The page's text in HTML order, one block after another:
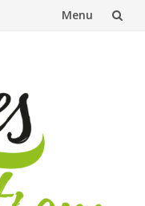
Menu